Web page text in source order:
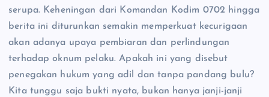
serupa. Keheningan dari Komandan Kodim 0702 hingga
berita ini diturunkan semakin memperkuat kecurigaan
akan adanya upaya pembiaran dan perlindungan
terhadap oknum pelaku. Apakah ini yang disebut
penegakan hukum yang adil dan tanpa pandang bulu?
Kita tunggu saja bukti nyata, bukan hanya janji-janji